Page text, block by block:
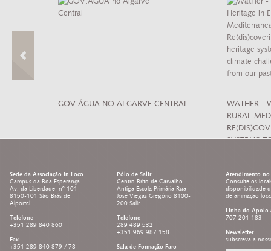
GOV.ÁGUA NO ALGARVE CENTRAL
WATHER -
RURAL
SYSTEMS
Sede da Associação In Loco
Campus da Boa Esperança
Av. da Liberdade, nº 101
8150-101 São Brás de
Alportel
Telefone
+351 289 840 860
Fax
+351 289 840 879 / 78
Pólo de Salir
Centro Brito de Carvalho
Antiga Escola Primária Rua
José Viegas Gregório 8100-
200 Salir
Telefone
289 489 532
+351 969 987 158
Sala de Formação Faro
Atendimento no
Consulte os
disponibilidade
de animação
Linha do Apoio
707 201 183
Newsletter
subscreva a